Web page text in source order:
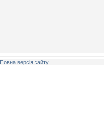
Повна версія сайту